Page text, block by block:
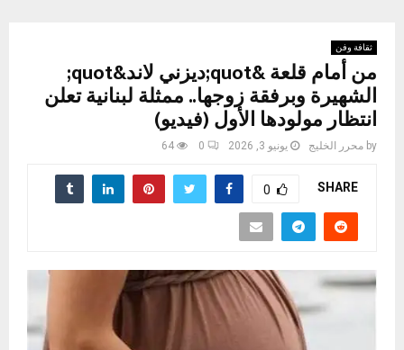
ثقافة وفن
من أمام قلعة &quot;ديزني لاند&quot;
الشهيرة وبرفقة زوجها.. ممثلة لبنانية تعلن
انتظار مولودها الأول (فيديو)
by محرر الخليج يونيو 3, 2026 0
64
SHARE
0